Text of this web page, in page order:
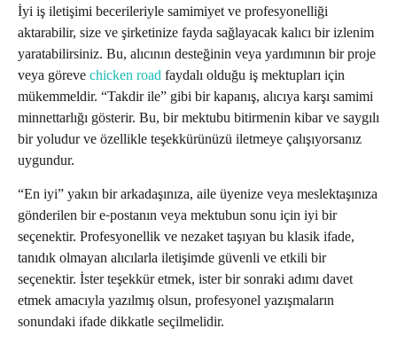
İyi iş iletişimi becerileriyle samimiyet ve profesyonelliği
aktarabilir, size ve şirketinize fayda sağlayacak kalıcı bir izlenim
yaratabilirsiniz. Bu, alıcının desteğinin veya yardımının bir proje
veya görevechicken roadfaydalı olduğu iş mektupları için
mükemmeldir. “Takdir ile” gibi bir kapanış, alıcıya karşı samimi
minnettarlığı gösterir. Bu, bir mektubu bitirmenin kibar ve saygılı
bir yoludur ve özellikle teşekkürünüzü iletmeye çalışıyorsanız
uygundur.
“En iyi” yakın bir arkadaşınıza, aile üyenize veya meslektaşınıza
gönderilen bir e-postanın veya mektubun sonu için iyi bir
seçenektir. Profesyonellik ve nezaket taşıyan bu klasik ifade,
tanıdık olmayan alıcılarla iletişimde güvenli ve etkili bir
seçenektir. İster teşekkür etmek, ister bir sonraki adımı davet
etmek amacıyla yazılmış olsun, profesyonel yazışmaların
sonundaki ifade dikkatle seçilmelidir.